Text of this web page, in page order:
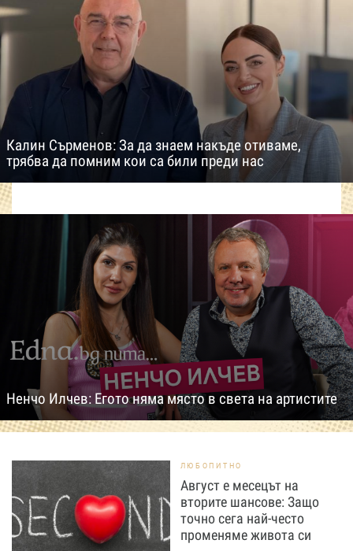
Калин Сърменов: За да знаем накъде отиваме,
трябва да помним кои са били преди нас
Ненчо Илчев: Егото няма място в света на артистите
ЛЮБОПИТНО
Август е месецът на
вторите шансове: Защо
точно сега най-често
променяме живота си